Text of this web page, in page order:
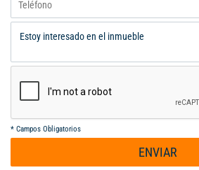
* Campos Obligatorios
ENVIAR